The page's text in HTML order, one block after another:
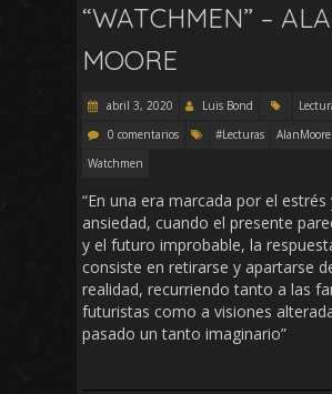
“WATCHMEN” –
MOORE
abril 3, 2020 Luis Bond
0 comentarios
#Lecturas AlanMoore
Watchmen
“En una era marcada por el estrés
ansiedad, cuando el presente
y el futuro improbable, la
consiste en retirarse y apartarse
realidad, recurriendo tanto a las
futuristas como a visiones
pasado un tanto imaginario”